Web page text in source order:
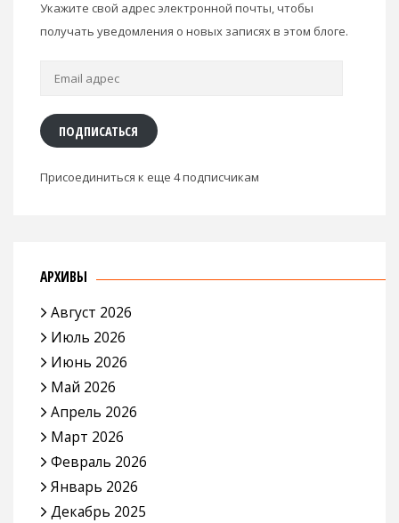
Укажите свой адрес электронной почты, чтобы
получать уведомления о новых записях в этом блоге.
Email
ПОДПИСАТЬСЯ
Присоединиться к еще 4 подписчикам
АРХИВЫ
Август 2026
Июль 2026
Июнь 2026
Май 2026
Апрель 2026
Март 2026
Февраль 2026
Январь 2026
Декабрь 2025